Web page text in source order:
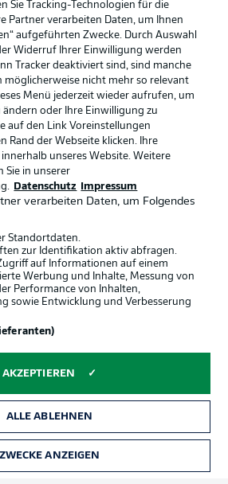
Nutzungsbedingungen
Kontakt
Impressum
AGB
Sie Tracking-Technologien für die
Partner verarbeiten Daten, um Ihnen
aufgeführten Zwecke. Durch Auswahl
Widerruf Ihrer Einwilligung werden
Tracker deaktiviert sind, sind manche
möglicherweise nicht mehr so relevant
Menü jederzeit wieder aufrufen, um
ändern oder Ihre Einwilligung zu
auf den Link Voreinstellungen
Rand der Webseite klicken. Ihre
unseres Website. Weitere
Sie in unserer
Datenschutz Impressum
verarbeiten Daten, um Folgendes
Standortdaten.
zur Identifikation aktiv abfragen.
auf Informationen auf einem
Werbung und Inhalte, Messung von
Performance von Inhalten,
sowie Entwicklung und Verbesserung
AKZEPTIEREN
ALLE ABLEHNEN
ZWECKE ANZEIGEN